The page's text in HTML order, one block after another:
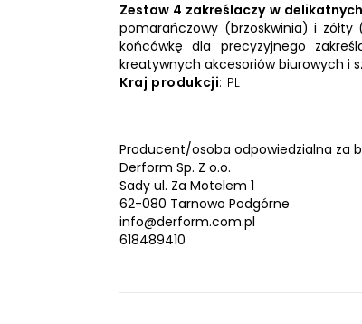
Zestaw 4 zakreślaczy w
pomarańczowy (brzoskwinia) i
końcówkę dla precyzyjnego
kreatywnych akcesoriów biurowych i
Kraj produkcji: PL
Producent/osoba odpowiedzialna za
Derform Sp. Z o.o.
Sady ul. Za Motelem 1
62-080 Tarnowo Podgórne
info@derform.com.pl
618489410